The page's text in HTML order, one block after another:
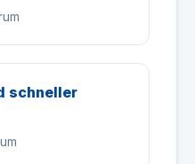
schneller